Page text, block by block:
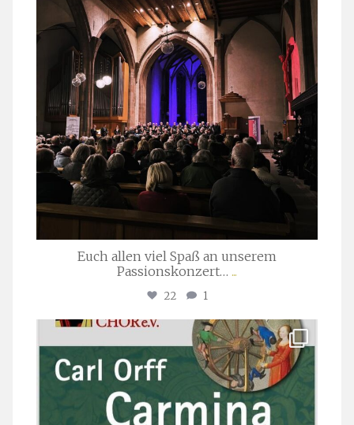
Euch allen viel Spaß an unserem
Passionskonzert… ...
22 1
stuttgarter_oratorienchor
Juli 22